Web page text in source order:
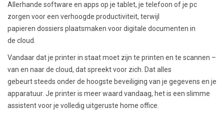
A llerhande software en apps op je tablet, je telefoon of je pc
zorgen voor een verhoogde productiviteit, terwijl
papieren dossiers plaatsmaken voor digitale documenten in
de cloud.
Vandaar dat je printer in staat moet zijn te printen en te scannen –
van en naar de cloud, dat spreekt voor zich. Dat alles
gebeurtsteeds onder de hoogste beveiliging van je gegevens en je
apparatuur. Je printer is meer waard vandaag, het is een slimme
assistent voor je volledig uitgeruste home office.